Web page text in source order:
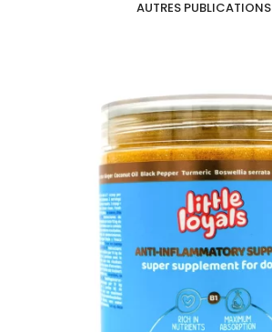
AUTRES PUBLICATIONS